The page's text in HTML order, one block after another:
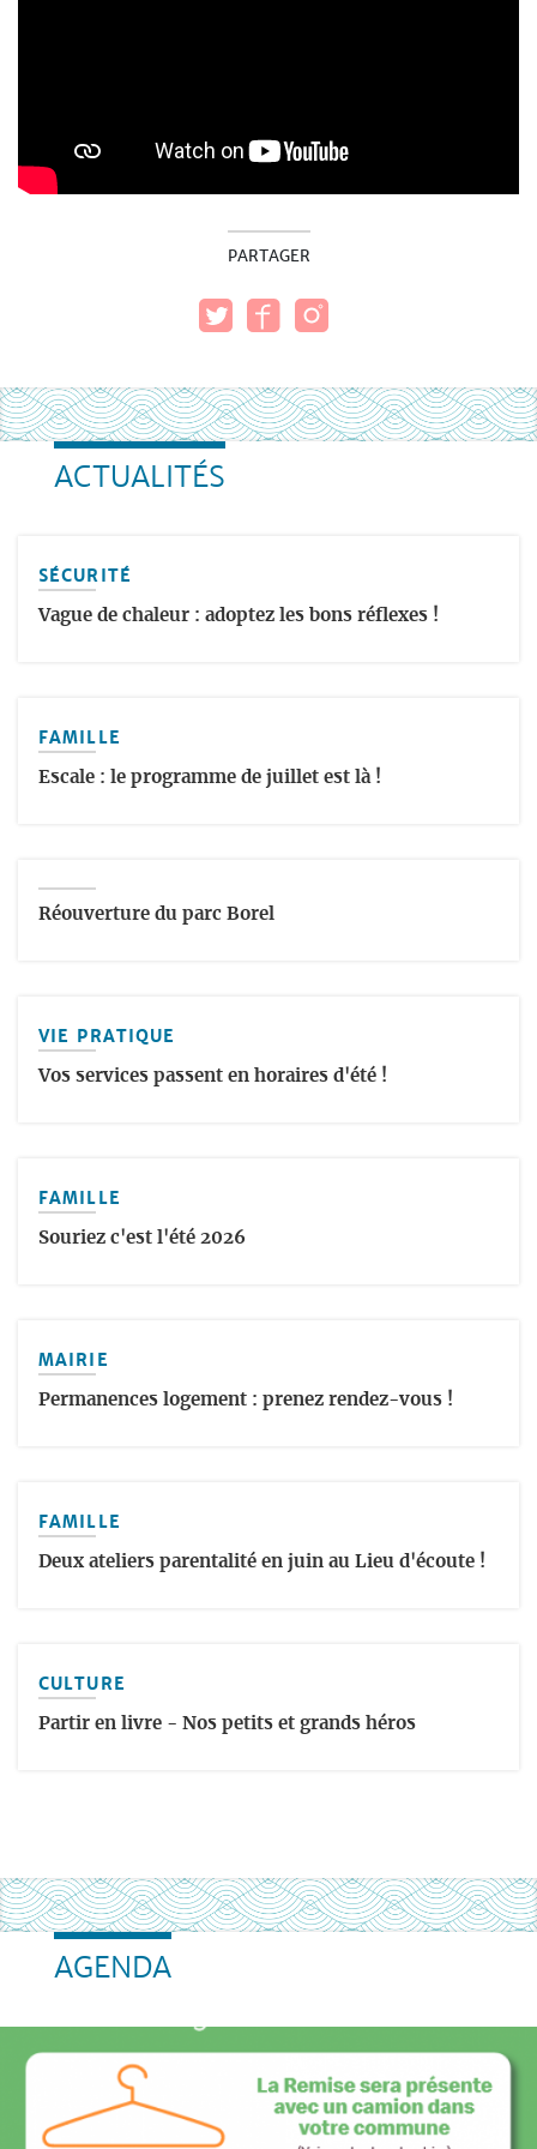
PARTAGER
ACTUALITÉS
SÉCURITÉ
Vague de chaleur : adoptez les bons réflexes !
FAMILLE
Escale : le programme de juillet est là !
Réouverture du parc Borel
VIE PRATIQUE
Vos services passent en horaires d'été !
FAMILLE
Souriez c'est l'été 2026
MAIRIE
Permanences logement : prenez rendez-vous !
FAMILLE
Deux ateliers parentalité en juin au Lieu d'écoute !
CULTURE
Partir en livre - Nos petits et grands héros
AGENDA